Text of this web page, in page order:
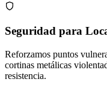
Seguridad para
Reforzamos puntos
cortinas metálicas
resistencia.